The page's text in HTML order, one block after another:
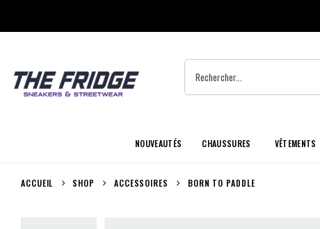
NOUVEAUTÉS CHAUSSURES VÊTEMENTS
ACCUEIL SHOP ACCESSOIRES BORN TO PADDLE